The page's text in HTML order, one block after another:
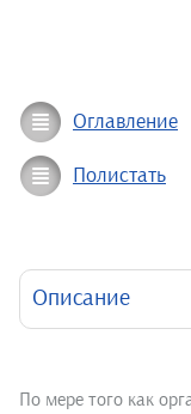
Оглавление
Полистать
Описание
По мере того как